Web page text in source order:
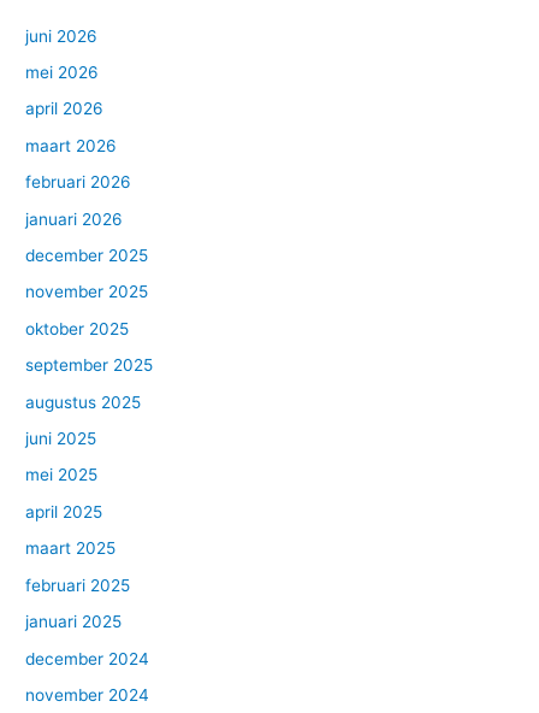
juni 2026
mei 2026
april 2026
maart 2026
februari 2026
januari 2026
december 2025
november 2025
oktober 2025
september 2025
augustus 2025
juni 2025
mei 2025
april 2025
maart 2025
februari 2025
januari 2025
december 2024
november 2024